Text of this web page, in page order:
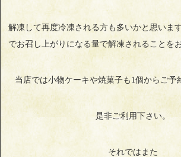
解凍して再度冷凍される方も多いかと思いま
でお召し上がりになる量で解凍されることを
当店では小物ケーキや焼菓子も1個からご予
是非ご利用下さい。
それではまた